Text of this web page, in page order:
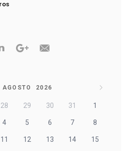
AGOSTO 2026
28 29 30 31 1
4 5 6 7 8
11 12 13 14 15